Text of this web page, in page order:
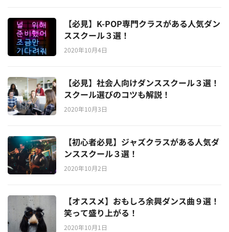
【必見】K-POP専門クラスがある人気ダン
ススクール３選！
2020年10月4日
【必見】社会人向けダンススクール３選！
スクール選びのコツも解説！
2020年10月3日
【初心者必見】ジャズクラスがある人気ダ
ンススクール３選！
2020年10月2日
【オススメ】おもしろ余興ダンス曲９選！
笑って盛り上がる！
2020年10月1日